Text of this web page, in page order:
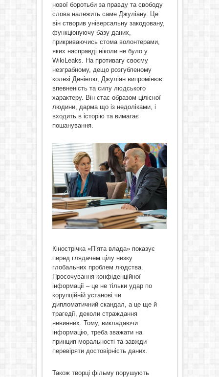
нової боротьби за правду та свободу
слова належить саме Джуліану. Це
він створив універсальну закодовану,
функціонуючу базу даних,
прикриваючись стома волонтерами,
яких насправді ніколи не було у
WikiLeaks. На противагу своєму
незграбному, дещо розгубленому
колезі Деніелю, Джуліан випромінює
впевненість та силу людського
характеру. Він стає образом цілісної
людини, дарма що із недоліками, і
входить в історію та вимагає
пошанування.
Кінострічка «П’ята влада» показує
перед глядачем цілу низку
глобальних проблем людства.
Просочування конфіденційної
інформації – це не тільки удар по
корупційній установі чи
дипломатичний скандал, а це ще й
трагедії, деколи страждання
невинних. Тому, викладаючи
інформацію, треба зважати на
принцип моральності та завжди
перевіряти достовірність даних.
Також творці фільму порушують